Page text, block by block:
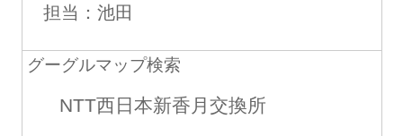
担当：池田
グーグルマップ検索
NTT西日本新香月交換所